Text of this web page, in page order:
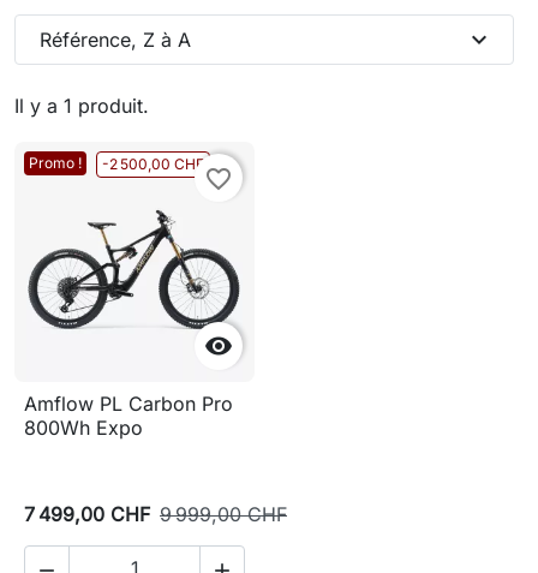
Il y a 1 produit.
Référence, Z à A expand_more
Promo ! -2 500,00 CHF

favorite_border
Amflow PL Carbon Pro
800Wh Expo
7 499,00 CHF 9 999,00 CHF